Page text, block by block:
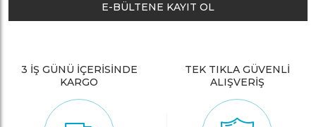
E-BÜLTENE KAYIT OL
3 İŞ GÜNÜ İÇERİSİNDE
KARGO
TEK TIKLA GÜVENLİ
ALIŞVERİŞ